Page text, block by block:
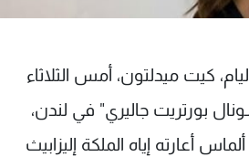
كيت ميدلتون، أمس الثلاثاء
بورتريت جاليري" في لندن،
أعارته إياه الملكة إليزابيث
وظائف
تواصل معنا
شروط الإسـتخدام